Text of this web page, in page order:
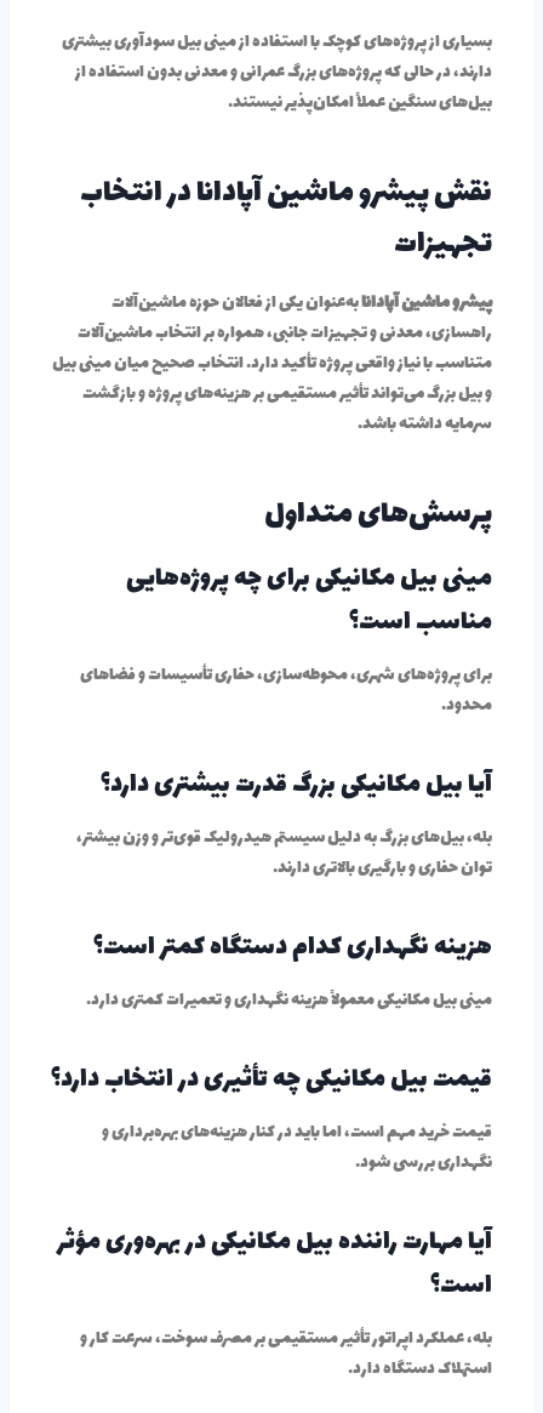
بسیاری از پروژه‌های کوچک با استفاده از مینی بیل سودآوری بیشتری
دارند، در حالی که پروژه‌های بزرگ عمرانی و معدنی بدون استفاده از
بیل‌های سنگین عملاً امکان‌پذیر نیستند.
نقش پیشرو ماشین آپادانا در انتخاب
تجهیزات
پیشرو ماشین آپادانابه‌عنوان یکی از فعالان حوزه ماشین‌آلات
راهسازی، معدنی و تجهیزات جانبی، همواره بر انتخاب ماشین‌آلات
متناسب با نیاز واقعی پروژه تأکید دارد. انتخاب صحیح میان مینی بیل
و بیل بزرگ می‌تواند تأثیر مستقیمی بر هزینه‌های پروژه و بازگشت
سرمایه داشته باشد.
پرسش‌های متداول
مینی بیل مکانیکی برای چه پروژه‌هایی
مناسب است؟
برای پروژه‌های شهری، محوطه‌سازی، حفاری تأسیسات و فضاهای
محدود.
آیا بیل مکانیکی بزرگ قدرت بیشتری دارد؟
بله، بیل‌های بزرگ به دلیل سیستم هیدرولیک قوی‌تر و وزن بیشتر،
توان حفاری و بارگیری بالاتری دارند.
هزینه نگهداری کدام دستگاه کمتر است؟
مینی بیل مکانیکی معمولاً هزینه نگهداری و تعمیرات کمتری دارد.
قیمت بیل مکانیکی چه تأثیری در انتخاب دارد؟
قیمت خرید مهم است، اما باید در کنار هزینه‌های بهره‌برداری و
نگهداری بررسی شود.
آیا مهارت راننده بیل مکانیکی در بهره‌وری مؤثر
است؟
بله، عملکرد اپراتور تأثیر مستقیمی بر مصرف سوخت، سرعت کار و
استهلاک دستگاه دارد.